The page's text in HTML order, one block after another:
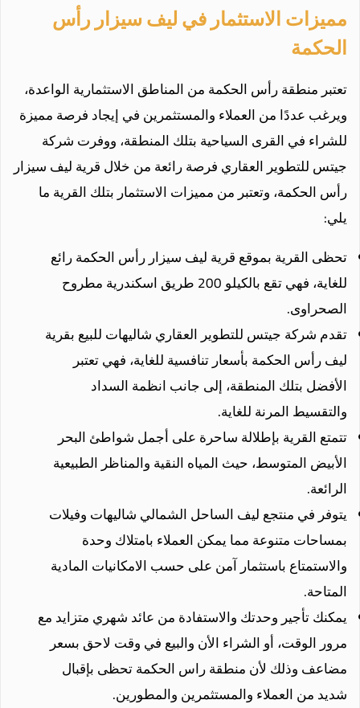
مميزات الاستثمار في ليف سيزار رأس
الحكمة
تعتبر منطقة رأس الحكمة من المناطق الاستثمارية الواعدة،
ويرغب عددًا من العملاء والمستثمرين في إيجاد فرصة مميزة
للشراء في القرى السياحية بتلك المنطقة، ووفرت شركة
جيتس للتطوير العقاري فرصة رائعة من خلال قرية ليف سيزار
رأس الحكمة، وتعتبر من مميزات الاستثمار بتلك القرية ما
يلي:
تحظى القرية بموقع قرية ليف سيزار رأس الحكمة رائع
للغاية، فهي تقع بالكيلو 200 طريق اسكندرية مطروح
الصحراوى.
تقدم شركة جيتس للتطوير العقاري شاليهات للبيع بقرية
ليف رأس الحكمة بأسعار تنافسية للغاية، فهي تعتبر
الأفضل بتلك المنطقة، إلى جانب انظمة السداد
والتقسيط المرنة للغاية.
تتمتع القرية بإطلالة ساحرة على أجمل شواطئ البحر
الأبيض المتوسط، حيث المياه النقية والمناظر الطبيعية
الرائعة.
يتوفر في منتجع ليف الساحل الشمالي شاليهات وفيلات
بمساحات متنوعة مما يمكن العملاء بامتلاك وحدة
والاستمتاع باستثمار آمن على حسب الامكانيات المادية
المتاحة.
يمكنك تأجير وحدتك والاستفادة من عائد شهري متزايد مع
مرور الوقت، أو الشراء الأن والبيع في وقت لاحق بسعر
مضاعف وذلك لأن منطقة راس الحكمة تحظى بإقبال
شديد من العملاء والمستثمرين والمطورين.